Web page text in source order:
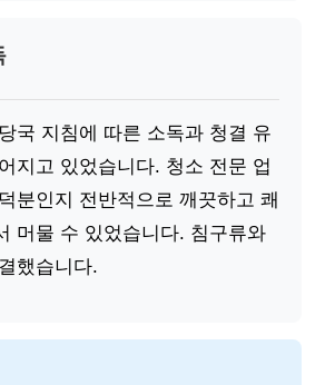
국 지침에 따른 소독과 청결 유
지고 있었습니다. 청소 전문 업
분인지 전반적으로 깨끗하고 쾌
머물 수 있었습니다. 침구류와
했습니다.